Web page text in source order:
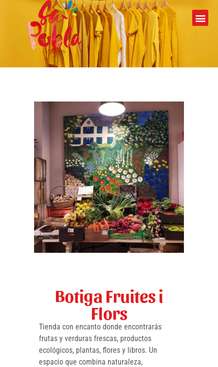
Botiga Fruites i
Flors
Tienda con encanto donde encontrarás
frutas y verduras frescas, productos
ecológicos, plantas, flores y libros. Un
espacio que combina naturaleza,